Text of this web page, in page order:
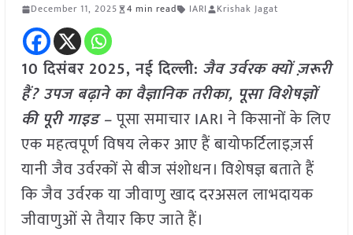
December 11, 2025 4 min read IARI Krishak Jagat
10 दिसंबर 2025, नई दिल्ली: जैव उर्वरक क्यों ज़रूरी
हैं? उपज बढ़ाने का वैज्ञानिक तरीका, पूसा विशेषज्ञों
की पूरी गाइड –पूसा समाचार IARI ने किसानों के लिए
एक महत्वपूर्ण विषय लेकर आए हैं बायोफर्टिलाइज़र्स
यानी जैव उर्वरकों से बीज संशोधन। विशेषज्ञ बताते हैं
कि जैव उर्वरक या जीवाणु खाद दरअसल लाभदायक
जीवाणुओं से तैयार किए जाते हैं।